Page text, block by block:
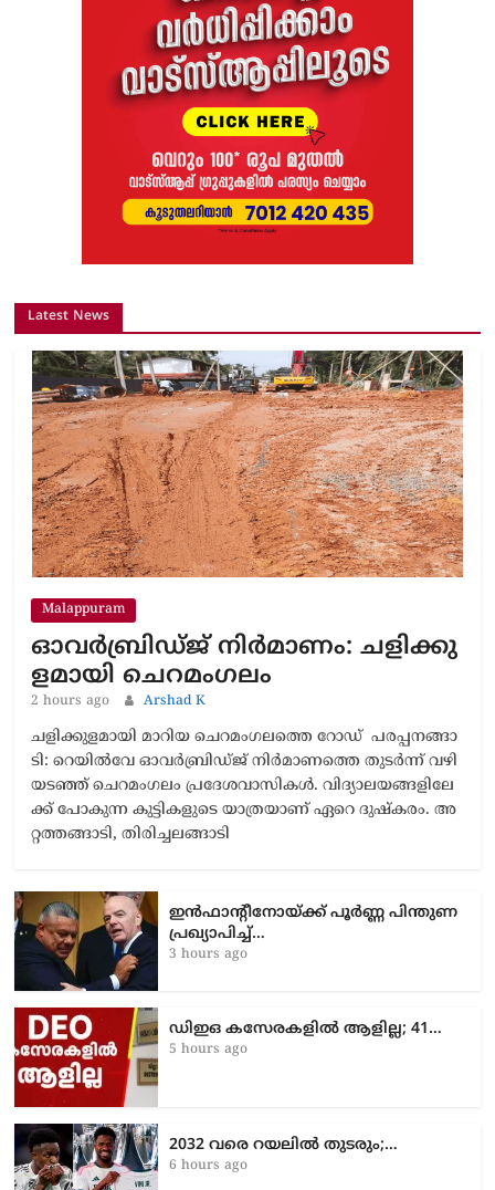
Latest News
Malappuram
ഓവർബ്രിഡ്ജ് നിർമാണം: ച​ളി​ക്കു​
ള​മാ​യി ചെ​റ​മം​ഗ​ലം
2 hours ago Arshad K
ച​ളി​ക്കു​ള​മാ​യി മാറിയ ചെ​റ​മം​ഗ​ലത്തെ റോഡ് പ​ര​പ്പ​ന​ങ്ങാ​
ടി: റെ​യി​ൽ​വേ ഓ​വ​ർ​ബ്രി​ഡ്ജ് നി​ർ​മാ​ണ​ത്തെ തു​ട​ർ​ന്ന് വ​ഴി​
യ​ട​ഞ്ഞ് ചെ​റ​മം​ഗ​ലം പ്ര​ദേ​ശ​വാ​സി​ക​ൾ. വി​ദ്യാ​ല​യ​ങ്ങ​ളി​ലേ​
ക്ക് പോ​കു​ന്ന കു​ട്ടി​ക​ളു​ടെ യാ​ത്ര​യാ​ണ് ഏ​റെ ദു​ഷ്ക​രം. അ​
റ്റ​ത്ത​ങ്ങാ​ടി, തി​രി​ച്ച​ല​ങ്ങാ​ടി
ഇൻഫാന്റീനോയ്ക്ക് പൂർണ്ണ പിന്തുണ
പ്രഖ്യാപിച്ച്…
3 hours ago
ഡിഇഒ കസേരകളില്‍ ആളില്ല; 41…
5 hours ago
2032 വരെ റയലിൽ തുടരും;…
6 hours ago